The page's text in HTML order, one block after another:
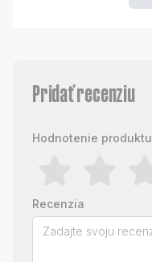
Pridať recenziu
Hodnotenie produktu
Recenzia